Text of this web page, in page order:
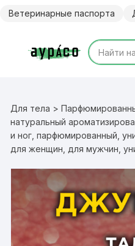
Ветеринарные паспорта
Для тела >
натуральный
и ног, парфюмированный,
для женщин, для мужчин,